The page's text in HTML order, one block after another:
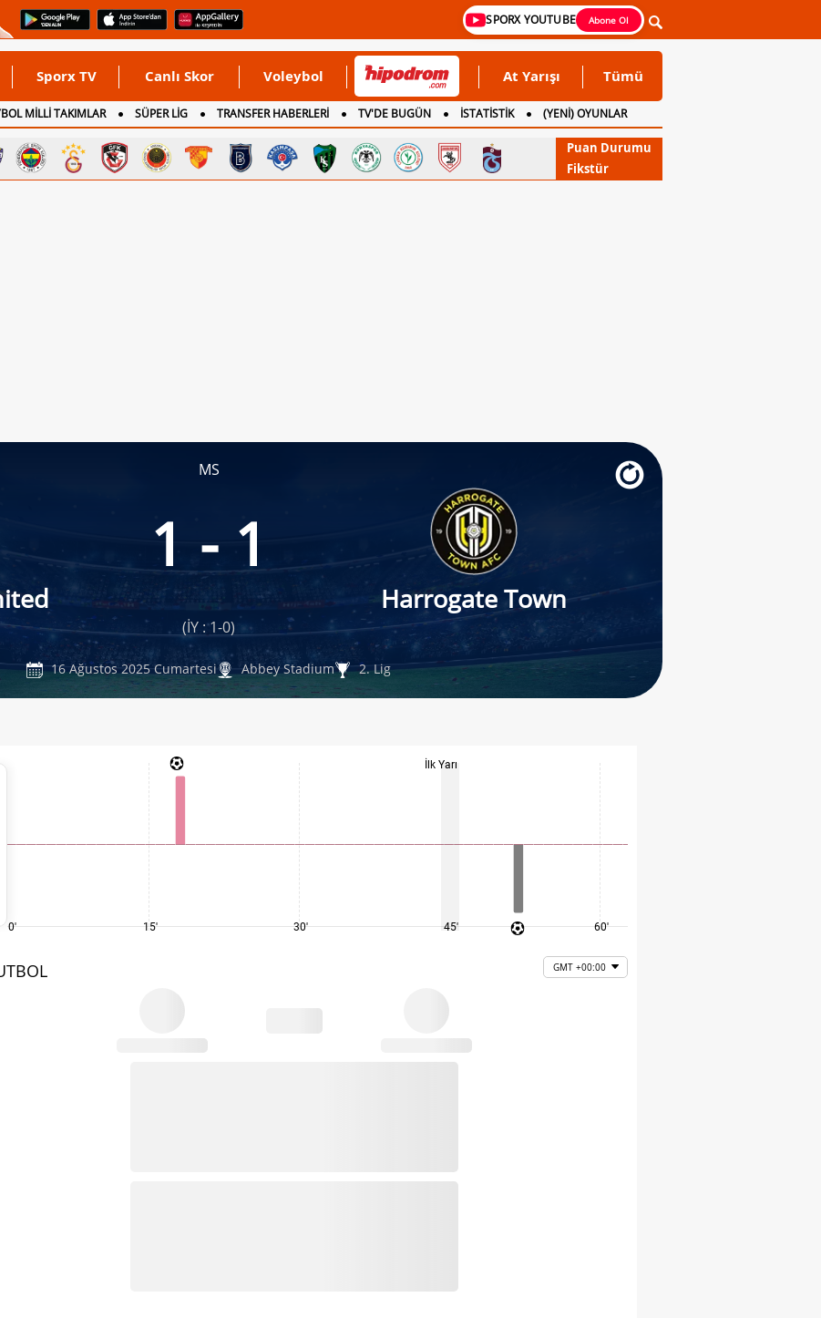
SPORX YOUTUBE Abone Ol
Sporx TV Canlı Skor Voleybol At Yarışı Tümü
MİLLİ TAKIMLAR SÜPER LİG TRANSFER HABERLERİ TV'DE BUGÜN İSTATİSTİK
(YENİ) OYUNLAR
Puan Durumu
Fikstür
MS
1 - 1
Harrogate Town
(İY : 1-0)
16 Ağustos 2025 Cumartesi Abbey Stadium 2. Lig
0' 15' 30'
İlk Yarı
45' 60'
GMT +00:00